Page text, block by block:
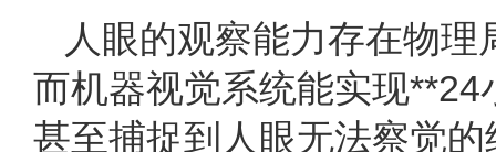
人眼的观察能力存在物
而机器视觉系统能实现
甚至捕捉到人眼无法察觉